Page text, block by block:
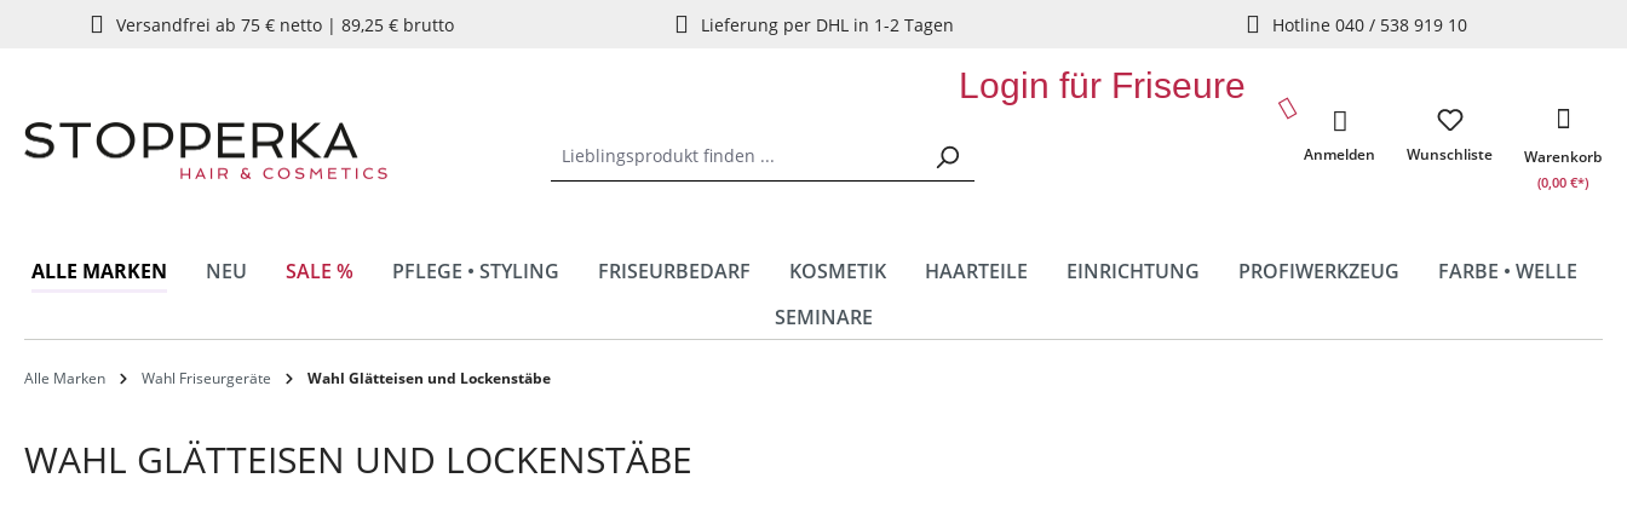
Zur Hauptnavigation springen
Versandfrei ab 75 € netto | 89,25 € brutto Lieferung per DHL in 1-2 Tagen Hotline 040 / 538 919 10
Login für Friseure
Wunschliste
Anmelden Warenkorb
(0,00 €*)
ALLE MARKEN NEU SALE % PFLEGE • STYLING FRISEURBEDARF KOSMETIK HAARTEILE EINRICHTUNG PROFIWERKZEUG
FARBE • WELLE
SEMINARE
Alle Marken Wahl Friseurgeräte Wahl Glätteisen und Lockenstäbe
WAHL GLÄTTEISEN UND LOCKENSTÄBE